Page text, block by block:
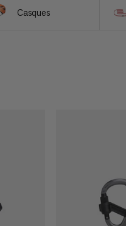
Casques